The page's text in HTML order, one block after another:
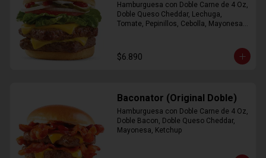
Hamburguesa con Doble Carne de 4 Oz,
Doble Queso Cheddar, Lechuga,
Tomate, Pepinillos, Cebolla, Mayonesa,
$6.890
Baconator (Original Doble)
Hamburguesa con Doble Carne de 4 Oz,
Doble Bacon, Doble Queso Cheddar,
Mayonesa, Ketchup